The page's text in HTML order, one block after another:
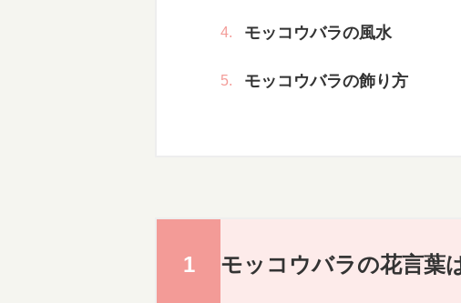
モッコウバラの風水
モッコウバラの飾り方
モッコウバラの花言葉